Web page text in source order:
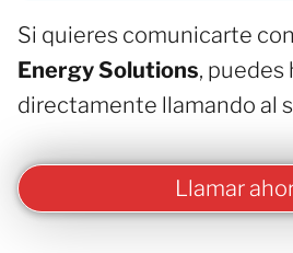
Si quieres comunicarte con
Energy Solutions, puedes
directamente llamando al
Llamar